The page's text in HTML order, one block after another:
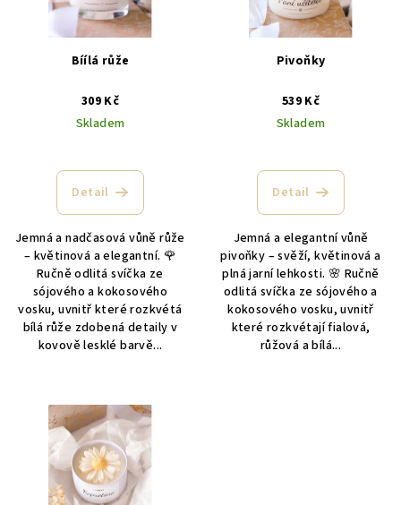
Bíílá růže
309 Kč
Skladem
hodnocení
produktu
z
5
hvězdiček.
Detail
Jemná a nadčasová vůně růže
– květinová a elegantní. 🌹
Ručně odlitá svíčka ze
sójového a kokosového
vosku, uvnitř které rozkvétá
bílá růže zdobená detaily v
kovově lesklé barvě...
Pivoňky
539 Kč
Skladem
Detail
Jemná a elegantní vůně
pivoňky – svěží, květinová a
plná jarní lehkosti. 🌸 Ručně
odlitá svíčka ze sójového a
kokosového vosku, uvnitř
které rozkvétají fialová,
růžová a bílá...